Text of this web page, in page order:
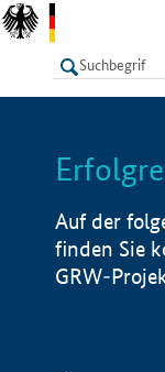
LISTE
Auf der
finden Sie
GRW-